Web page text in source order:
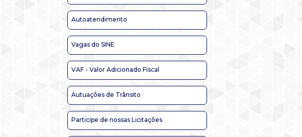
Autoatendimento
Vagas do SINE
VAF - Valor Adicionado Fiscal
Autuações de Trânsito
Participe de nossas Licitações